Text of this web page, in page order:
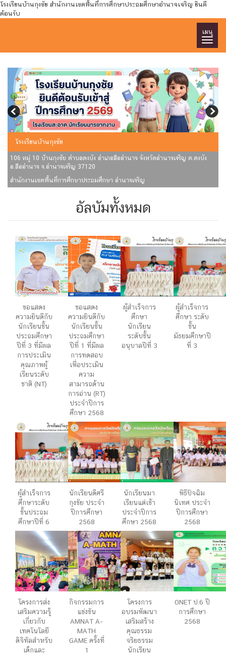
โรงเรียนบ้านกุงชัย สำนักงานเขตพื้นที่การศึกษาประถมศึกษาอำนาจเจริญ ยินดี
ต้อนรับ
เมนู
BAN KUNGCHAI SCHOOL
106 หมู่ 10 บ้านกุงชัย ตำบลดงบัง อำเภอลืออำนาจ จังหวัดอำนาจเจริญ ต.ดงบัง
อ.ลืออำนาจ จ.อำนาจเจริญ 37120
สำนักงานเขตพื้นที่การศึกษาประถมศึกษา อำนาจเจริญ
อัลบัมทั้งหมด
ขอแสดง
ความยินดีกับ
นักเรียนชั้น
ประถมศึกษา
ปีที่ 3 ที่มีผล
การประเมิน
คุณภาพผู้
เรียนระดับ
ชาติ (NT)
ขอแสดง
ความยินดีกับ
นักเรียนชั้น
ประถมศึกษา
ปีที่ 1 ที่มีผล
การทดสอบ
เพื่อประเมิน
ความ
สามารถด้าน
การอ่าน (RT)
ประจำปีการ
ศึกษา 2568
ผู้สำเร็จการ
ศึกษา
นักเรียน
ระดับชั้น
อนุบาลปีที่ 3
ผู้สำเร็จการ
ศึกษา ระดับ
ชั้น
มัธยมศึกษาปี
ที่ 3
ผู้สำเร็จการ
ศึกษาระดับ
ชั้นประถม
ศึกษาปีที่ 6
นักเรียนดีศรี
กุงชัย ประจำ
ปีการศึกษา
2568
นักเรียนมา
เรียนแต่เช้า
ประจำปีการ
ศึกษา 2568
พิธีปัจฉิม
นิเทศ ประจำ
ปีการศึกษา
2568
โครงการส่ง
เสริมความรู้
เกี่ยวกับ
เทคโนโลยี
ดิจิทัลสำหรับ
เด็กและ
กิจกรรมการ
แข่งขัน
AMNAT A-
MATH
GAME ครั้งที่
1
โครงการ
อบรมพัฒนา
เสริมสร้าง
คุณธรรม
จริยธรรม
นักเรียน
ONET ป.6 ปี
การศึกษา
2568